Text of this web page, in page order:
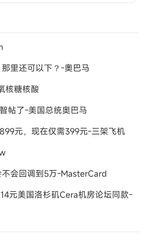
里还可以下？-奧巴马
核糖核酸
帖了-美国总统奥巴马
元，现在仅需399元-三架飞机
会回调到5万-MasterCard
元美国洛杉矶Cera机房论坛同款-